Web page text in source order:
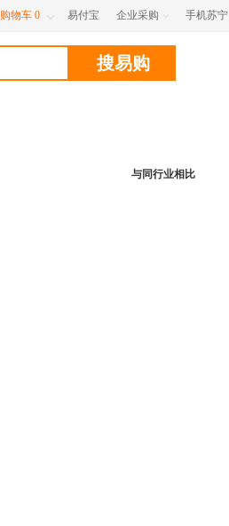
购物车 0  易付宝 企业采购  手机苏宁
与同行业相比